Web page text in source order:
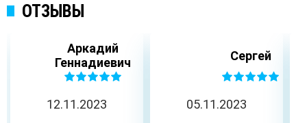
ОТЗЫВЫ
Аркадий
Геннадиевич
12.11.2023
Сергей
05.11.2023